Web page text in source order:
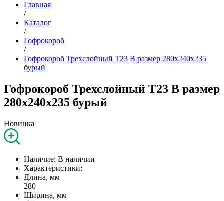
Главная
/
Каталог
/
Гофрокороб
/
Гофрокороб Трехслойный Т23 B размер 280x240x235
бурый
Гофрокороб Трехслойный Т23 B размер
280x240x235 бурый
Новинка
Наличие: В наличии
Характеристики:
Длина, мм
280
Ширина, мм